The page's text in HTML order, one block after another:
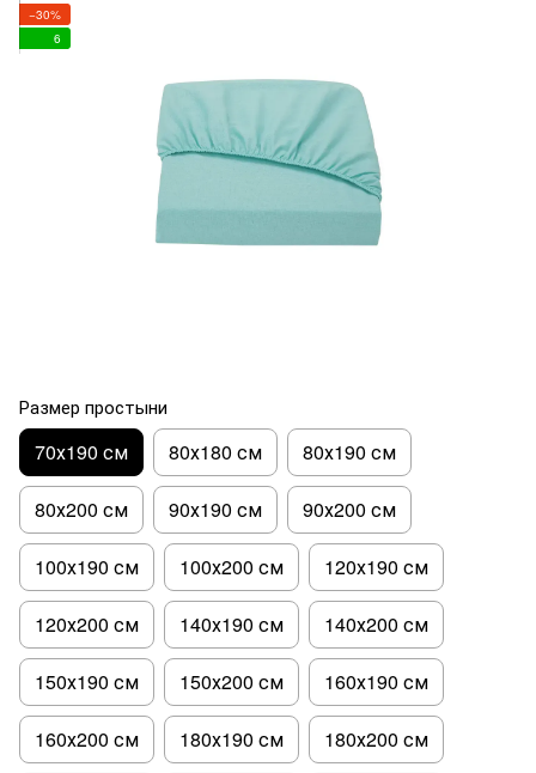
−30%
6
Размер простыни
70х190 см 80х180 см 80х190 см
80х200 см 90х190 см 90х200 см
100х190 см 100х200 см 120х190 см
120х200 см 140х190 см 140х200 см
150х190 см 150х200 см 160х190 см
160х200 см 180х190 см 180х200 см